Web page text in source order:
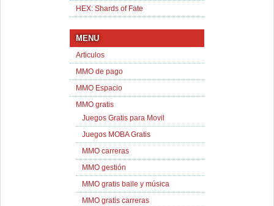
HEX: Shards of Fate
MENU
Articulos
MMO de pago
MMO Espacio
MMO gratis
Juegos Gratis para Movil
Juegos MOBA Gratis
MMO carreras
MMO gestión
MMO gratis baile y música
MMO gratis carreras